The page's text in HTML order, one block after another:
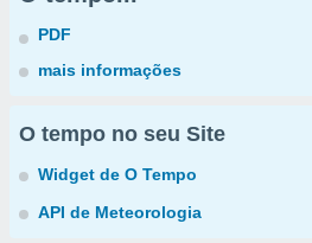
PDF
mais informações
O tempo no seu Site
Widget de O Tempo
API de Meteorologia